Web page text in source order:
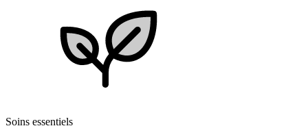
Soins essentiels